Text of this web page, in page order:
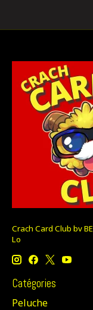
Crach Card Club bv
Lo
Catégories
Peluche